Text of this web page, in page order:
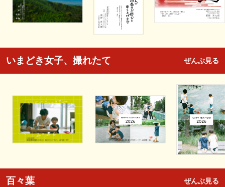
いまどき女子、撮れたて ぜんぶ見る
百々葉 ぜんぶ見る